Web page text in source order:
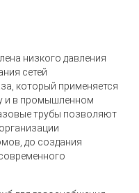
низкого давления
сетей
который применяется
и в промышленном
трубы позволяют
до создания